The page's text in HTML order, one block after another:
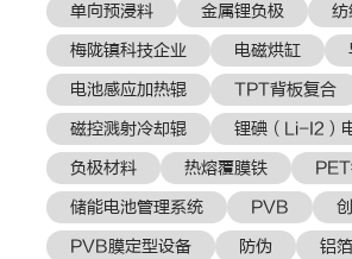
单向预浸料
金属锂负极
纺
梅陇镇科技企业
电磁烘缸
电池感应加热辊
TPT背板复合
磁控溅射冷却辊
锂碘（Li-I2）
负极材料
热熔覆膜铁
储能电池管理系统
PVB
PVB膜定型设备
防伪 铝